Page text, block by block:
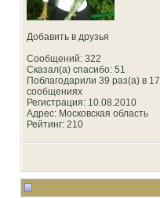
Добавить в друзья
Сообщений: 322
Сказал(а) спасибо: 51
Поблагодарили 39 раз(а) в 17
сообщениях
Регистрация: 10.08.2010
Адрес: Московская область
Рейтинг: 210